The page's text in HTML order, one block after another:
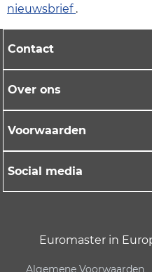
nieuwsbrief .
Contact
Over ons
Voorwaarden
Social media
Euromaster in
Algemene Voorwaarden